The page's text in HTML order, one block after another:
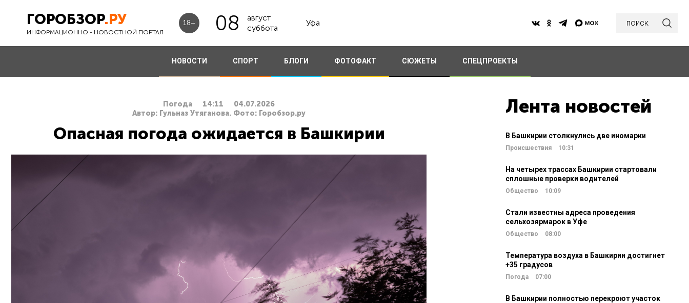
ГОРОБЗОР.РУ
ИНФОРМАЦИОННО - НОВОСТНОЙ ПОРТАЛ
18+ 08
август
суббота
Уфа поиск
НОВОСТИ СПОРТ БЛОГИ ФОТОФАКТ СЮЖЕТЫ СПЕЦПРОЕКТЫ
Погода 14:11
04.07.2026
Автор: Гульназ Утяганова. Фото: Горобзор.ру
Опасная погода ожидается в Башкирии
Лента новостей
В Башкирии столкнулись две иномарки
Происшествия 10:31
На четырех трассах Башкирии стартовали
сплошные проверки водителей
Общество 10:09
Стали известны адреса проведения
сельхозярмарок в Уфе
Общество 08:00
Температура воздуха в Башкирии достигнет
+35 градусов
Погода 07:00
В Башкирии полностью перекроют участок